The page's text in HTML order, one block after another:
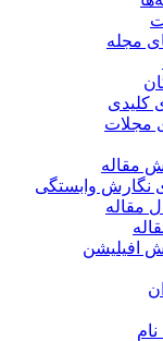
مجله
کلیدی
مجلات
مقاله
نگارش وابستگی
مقاله
افیلیشن